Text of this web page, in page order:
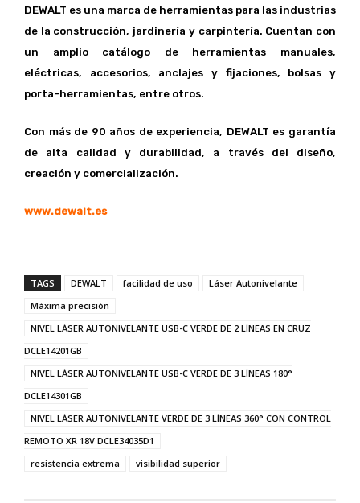
DEWALT es una marca de herramientas para las industrias
de la construcción, jardinería y carpintería. Cuentan con
un amplio catálogo de herramientas manuales,
eléctricas, accesorios, anclajes y fijaciones, bolsas y
porta-herramientas, entre otros.
Con más de 90 años de experiencia, DEWALT es garantía
de alta calidad y durabilidad, a través del diseño,
creación y comercialización.
www.dewalt.es
TAGS DEWALT facilidad de uso
Láser Autonivelante
Máxima precisión
NIVEL LÁSER AUTONIVELANTE USB-C VERDE DE 2 LÍNEAS EN CRUZ
DCLE14201GB
NIVEL LÁSER AUTONIVELANTE USB-C VERDE DE 3 LÍNEAS 180°
DCLE14301GB
NIVEL LÁSER AUTONIVELANTE VERDE DE 3 LÍNEAS 360° CON CONTROL
REMOTO XR 18V DCLE34035D1
resistencia extrema
visibilidad superior